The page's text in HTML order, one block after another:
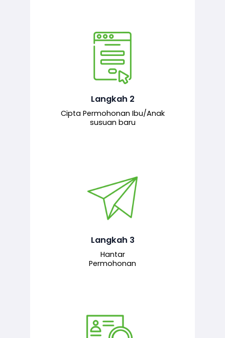
Langkah 2
Cipta Permohonan Ibu/Anak
susuan baru
Pemohon mengisi borang
permohonan bagi pendaftaran
baharu melalui sistem.
Langkah 3
Hantar
Permohonan
Permohonan yang lengkap dihantar
untuk proses semakan dan
bertanggungjawab.